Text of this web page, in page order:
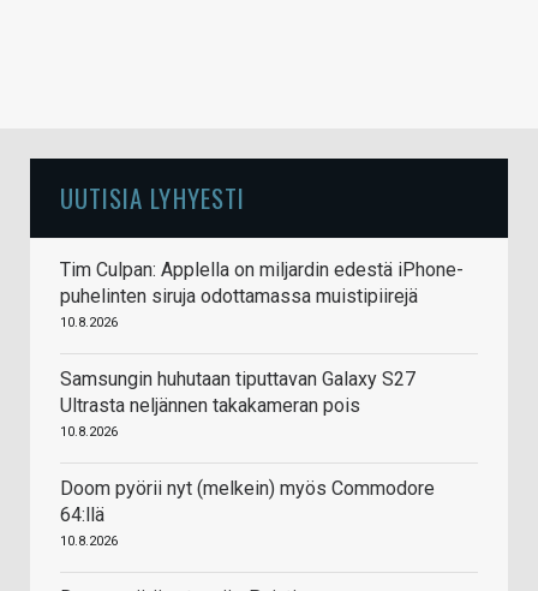
UUTISIA LYHYESTI
Tim Culpan: Applella on miljardin edestä iPhone-
puhelinten siruja odottamassa muistipiirejä
10.8.2026
Samsungin huhutaan tiputtavan Galaxy S27
Ultrasta neljännen takakameran pois
10.8.2026
Doom pyörii nyt (melkein) myös Commodore
64:llä
10.8.2026